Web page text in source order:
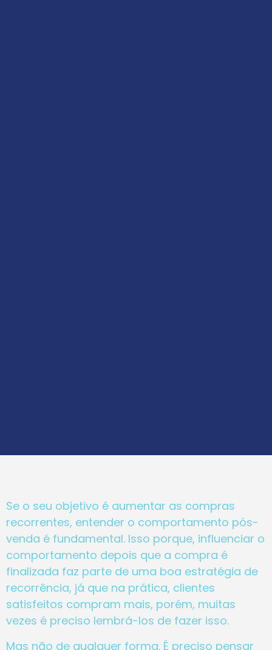
Se o seu objetivo é aumentar as compras
recorrentes, entender o comportamento pós-
venda é fundamental. Isso porque, influenciar o
comportamento depois que a compra é
finalizada faz parte de uma boa estratégia de
recorrência, já que na prática, clientes
satisfeitos compram mais, porém, muitas
vezes é preciso lembrá-los de fazer isso.
Mas não de qualquer forma. É preciso pensar